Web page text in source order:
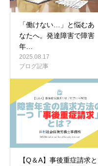
「働けない…」と悩むあ
なたへ。発達障害で障害
年…
2025.08.17
ブログ記事
【Q＆A】事後重症請求と